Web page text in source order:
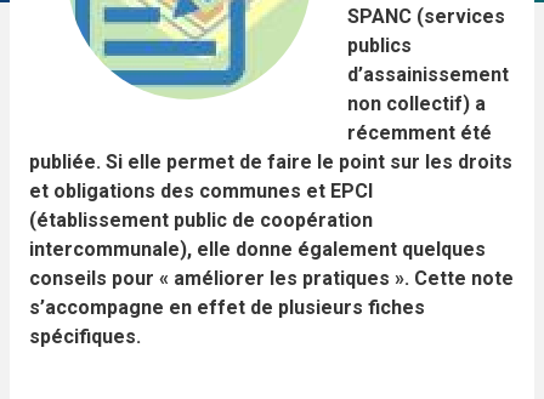
SPANC (services
publics
d’assainissement
non collectif) a
récemment été
publiée. Si elle permet de faire le point sur les droits
et obligations des communes et EPCI
(établissement public de coopération
intercommunale), elle donne également quelques
conseils pour « améliorer les pratiques ». Cette note
s’accompagne en effet de plusieurs fiches
spécifiques.